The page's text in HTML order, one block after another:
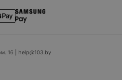
16 | help@103.by